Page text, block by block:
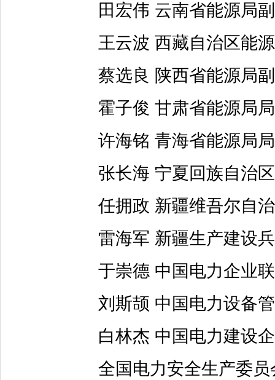
田宏伟 云南省能源局
王云波 西藏自治区能源
蔡选良 陕西省能源局
霍子俊 甘肃省能源局
许海铭 青海省能源局
张长海 宁夏回族自治区
任拥政 新疆维吾尔自治
雷海军 新疆生产建设兵
于崇德 中国电力企业联
刘斯颉 中国电力设备管
白林杰 中国电力建设企
全国电力安全生产委员